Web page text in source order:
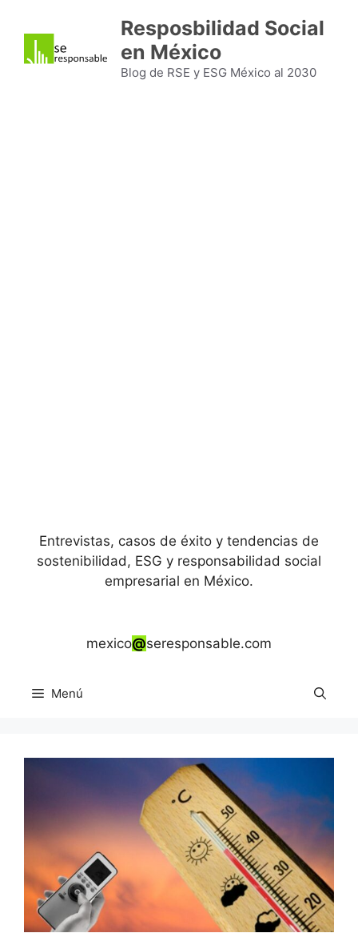
contenido
Resposbilidad Social
en México
Blog de RSE y ESG México al 2030
Entrevistas, casos de éxito y tendencias de
sostenibilidad, ESG y responsabilidad social
empresarial en México.
mexico@seresponsable.com
Menú